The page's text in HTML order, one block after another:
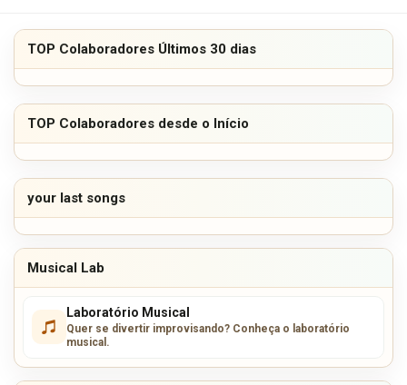
TOP Colaboradores Últimos 30 dias
TOP Colaboradores desde o Início
your last songs
Musical Lab
Laboratório Musical
Quer se divertir improvisando? Conheça o laboratório
musical.